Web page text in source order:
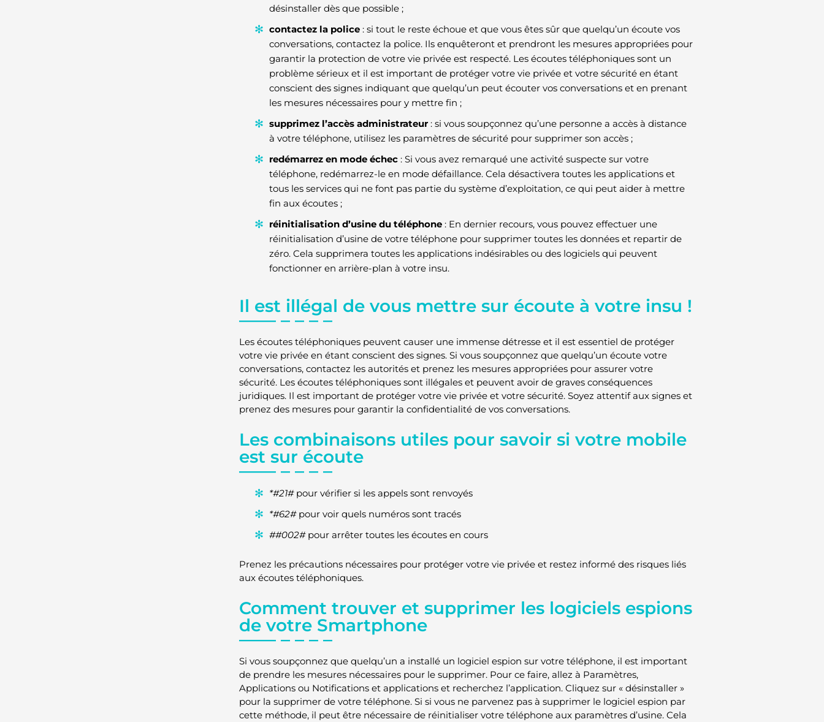
désinstaller dès que possible ;
contactez la police: si tout le reste échoue et que vous êtes sûr que quelqu’un écoute vos
conversations, contactez la police. Ils enquêteront et prendront les mesures appropriées pour
garantir la protection de votre vie privée est respecté. Les écoutes téléphoniques sont un
problème sérieux et il est important de protéger votre vie privée et votre sécurité en étant
conscient des signes indiquant que quelqu’un peut écouter vos conversations et en prenant
les mesures nécessaires pour y mettre fin ;
supprimez l’accès administrateur: si vous soupçonnez qu’une personne a accès à distance
à votre téléphone, utilisez les paramètres de sécurité pour supprimer son accès ;
redémarrez en mode échec: Si vous avez remarqué une activité suspecte sur votre
téléphone, redémarrez-le en mode défaillance. Cela désactivera toutes les applications et
tous les services qui ne font pas partie du système d’exploitation, ce qui peut aider à mettre
fin aux écoutes ;
réinitialisation d’usine du téléphone: En dernier recours, vous pouvez effectuer une
réinitialisation d’usine de votre téléphone pour supprimer toutes les données et repartir de
zéro. Cela supprimera toutes les applications indésirables ou des logiciels qui peuvent
fonctionner en arrière-plan à votre insu.
Il est illégal de vous mettre sur écoute à votre insu !
Les écoutes téléphoniques peuvent causer une immense détresse et il est essentiel de protéger
votre vie privée en étant conscient des signes. Si vous soupçonnez que quelqu’un écoute votre
conversations, contactez les autorités et prenez les mesures appropriées pour assurer votre
sécurité. Les écoutes téléphoniques sont illégales et peuvent avoir de graves conséquences
juridiques. Il est important de protéger votre vie privée et votre sécurité. Soyez attentif aux signes et
prenez des mesures pour garantir la confidentialité de vos conversations.
Les combinaisons utiles pour savoir si votre mobile
est sur écoute
*#21#pour vérifier si les appels sont renvoyés
*#62#pour voir quels numéros sont tracés
##002#pour arrêter toutes les écoutes en cours
Prenez les précautions nécessaires pour protéger votre vie privée et restez informé des risques liés
aux écoutes téléphoniques.
Comment trouver et supprimer les logiciels espions
de votre Smartphone
Si vous soupçonnez que quelqu’un a installé un logiciel espion sur votre téléphone, il est important
de prendre les mesures nécessaires pour le supprimer. Pour ce faire, allez à Paramètres,
Applications ou Notifications et applications et recherchez l’application. Cliquez sur « désinstaller »
pour la supprimer de votre téléphone. Si si vous ne parvenez pas à supprimer le logiciel espion par
cette méthode, il peut être nécessaire de réinitialiser votre téléphone aux paramètres d’usine. Cela